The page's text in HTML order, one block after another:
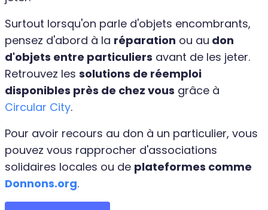
Surtout lorsqu'on parle d'objets encombrants,
pensez d'abord à la réparation ou au don
d'objets entre particuliers avant de les jeter.
Retrouvez les solutions de réemploi
disponibles près de chez vous grâce à
Circular City.
Pour avoir recours au don à un particulier, vous
pouvez vous rapprocher d'associations
solidaires locales ou de plateformes comme
Donnons.org.